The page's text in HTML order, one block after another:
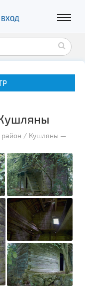
ВХОД
Кушляны —